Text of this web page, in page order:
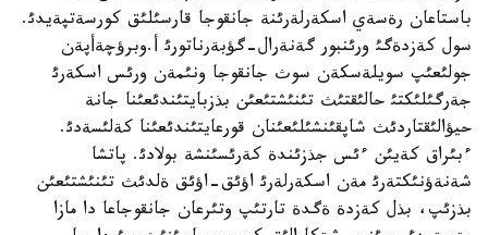
باستاعان رةسةي اسكةرلةرئنة جانقوجا قارسئلئق كورسةتپةيدئ.
سول كةزدةگئ ورئنبور گةنةرال-گؤبةرناتورئ أ.وبرؤچةأپةن
جولئعئپ سويلةسكةن سوث جانقوجا ونئمةن ورئس اسكةرئ
جةرگئلئكتئ حالئقتئث تئنئشتئعئن بذزبايتئندئعئنا جانة
حيؤالئقتاردئث شاپقئنشئلئعئنان قورعايتئندئعئنا كةلئسةدئ.
ءبئراق كةيئن ءئس جذزئندة كةرئسئنشة بولادئ. پاتشا
شةنةؤنئكتةرئ مةن اسكةرلةرئ اؤئق-اؤئق ةلدئث تئنئشتئعئن
بذزئپ، بذل كةزدة ةگدة تارتئپ وتئرعان جانقوجاعا دا مازا